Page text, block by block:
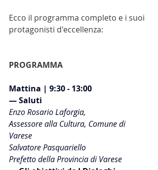
Ecco il programma completo e i suoi
protagonisti d'eccellenza:
PROGRAMMA
Mattina | 9:30 - 13:00
— Saluti
Enzo Rosario Laforgia,
Assessore alla Cultura, Comune di
Varese
Salvatore Pasquariello
Prefetto della Provincia di Varese